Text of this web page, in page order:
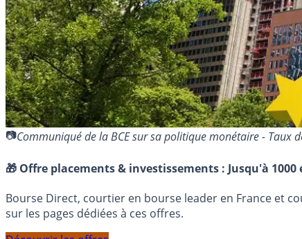
Communiqué de la BCE sur sa politique monétaire - Taux
🎁 Offre placements & investissements : Jusqu'à
Bourse Direct, courtier en bourse leader en France et
sur les pages dédiées à ces offres.